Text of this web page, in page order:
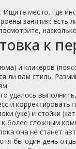
место, где
занятия: есть
к
и кликеров
ли вам стиль.
удалось
и корректировать
(уке) и стойки
более сложным
она не станет
бы один день